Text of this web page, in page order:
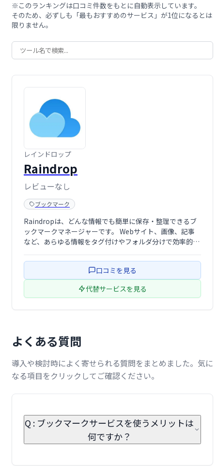
※このランキングは口コミ件数をもとに自動表示しています。
そのため、必ずしも「最もおすすめのサービス」が1位になるとは
限りません。
レインドロップ
Raindrop
レビューなし
ブックマーク
Raindropは、どんな情報でも簡単に保存・整理できるブ
ックマークマネージャーです。 Webサイト、画像、記事
など、あらゆる情報をタグ付けやフォルダ分けで効率的に
で、必要な情報に素早くアクセス。 ブラウザ拡張機能も提
供し、シームレスな操作を …口コミを見る
代替サービスを見る
よくある質問
導入や検討時によく寄せられる質問をまとめました。気に
なる項目をクリックしてご確認ください。
Q : ブックマークサービスを使うメリットは
何ですか？